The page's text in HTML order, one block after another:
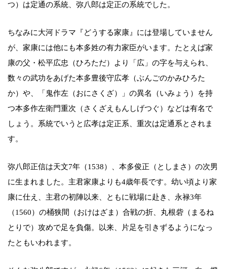
つ）は定通の系統、弥八郎は定正の系統でした。
ちなみに大河ドラマ『どうする家康』には登場していません
が、家康には他にも本多姓の有力家臣がいます。たとえば家
康の父・松平広忠（ひろただ）より「広」の字を与えられ、
数々の武功をあげた本多豊後守広孝（ぶんごのかみひろた
か）や、「鬼作左（おにさくざ）」の異名（いみょう）を持
つ本多作左衛門重次（さくざえもんしげつぐ）などは有名で
しょう。系統でいうと広孝は定正系、重次は定通系とされま
す。
弥八郎正信は天文7年（1538）、本多俊正（としまさ）の次男
に生まれました。主君家康よりも4歳年長です。幼い頃より家
康に仕え、主君の初陣以来、ともに戦場に赴き、永禄3年
（1560）の桶狭間（おけはざま）合戦の折、丸根砦（まるね
とりで）攻めで足を負傷。以来、片足を引きずるようになっ
たともいわれます。